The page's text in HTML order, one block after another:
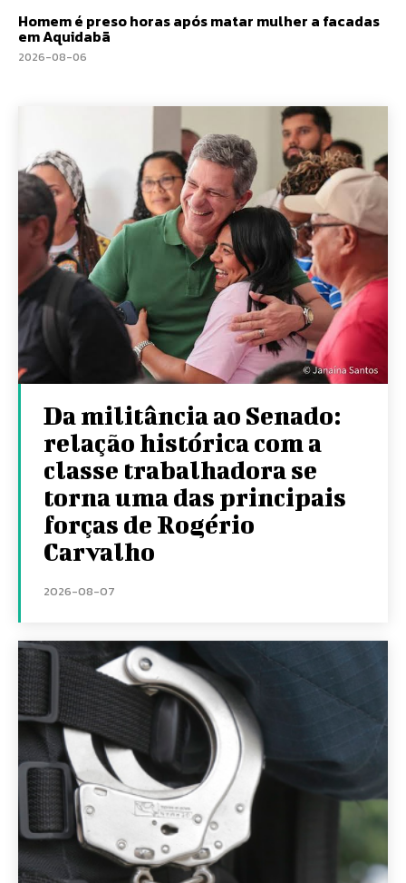
Homem é preso horas após matar mulher a facadas
em Aquidabã
2026-08-06
Da militância ao Senado:
relação histórica com a
classe trabalhadora se
torna uma das principais
forças de Rogério
Carvalho
2026-08-07